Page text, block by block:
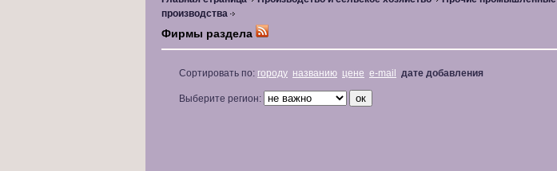
производства
Фирмы раздела
Сортировать по: городу названию цене e-mail дате добавления
Выберите регион: